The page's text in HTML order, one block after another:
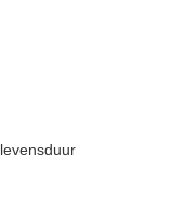
levensduur